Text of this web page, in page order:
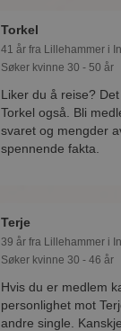
Torkel
41 år fra Lillehammer i
Søker kvinne 30 - 50 år
Liker du å reise?
Torkel også. Bli
svaret og mengder
spennende fakta.
Terje
39 år fra Lillehammer i
Søker kvinne 30 - 46 år
Hvis du er medlem
personlighet mot
andre single.